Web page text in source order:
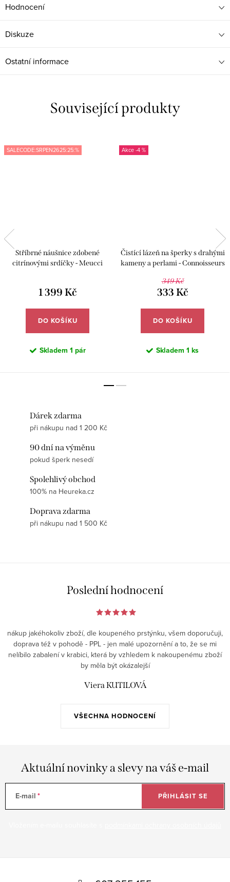
Hodnocení
Diskuze
Ostatní informace
Související produkty
SALECODE:SRPEN2625:25:%
Stříbrné náušnice zdobené
citrínovými srdíčky - Meucci
1 399 Kč
DO KOŠÍKU
Skladem 1 pár
-4 %
Čistící lázeň na šperky s drahými
kameny a perlami - Connoisseurs
349 Kč
333 Kč
DO KOŠÍKU
Skladem 1 ks
Dárek zdarma
při nákupu nad 1 200 Kč
90 dní na výměnu
pokud šperk nesedí
Spolehlivý obchod
100% na Heureka.cz
Doprava zdarma
při nákupu nad 1 500 Kč
Poslední hodnocení
VŠECHNA HODNOCENÍ
nákup jakéhokoliv zboží, dle koupeného prstýnku, všem doporučuji,
doprava též v pohodě - PPL - jen malé upozornění a to, že se mi
nelíbilo zabalení v krabici, která by vzhledem k nakoupenému zboží
by měla být okázalejší
Viera KUTILOVÁ
Aktuální novinky a slevy na váš e-mail
E-mail PŘIHLÁSIT SE